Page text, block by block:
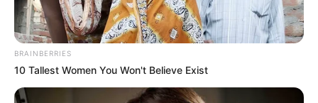
Az asszony megörül, lefekszenek aludni.
Éjfél körül a férj felrázza a feleségét: